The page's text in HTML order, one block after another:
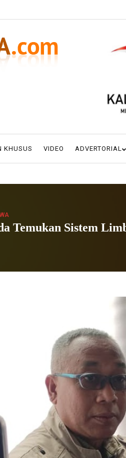
KHUSUS VIDEO ADVERTORIAL
Temukan Sistem